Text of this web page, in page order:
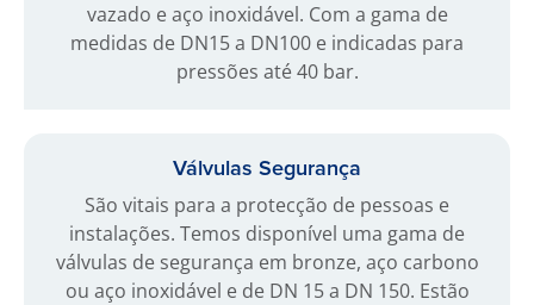
vazado e aço inoxidável. Com a gama de
medidas de DN15 a DN100 e indicadas para
pressões até 40 bar.
Válvulas Segurança
São vitais para a protecção de pessoas e
instalações. Temos disponível uma gama de
válvulas de segurança em bronze, aço carbono
ou aço inoxidável e de DN 15 a DN 150. Estão